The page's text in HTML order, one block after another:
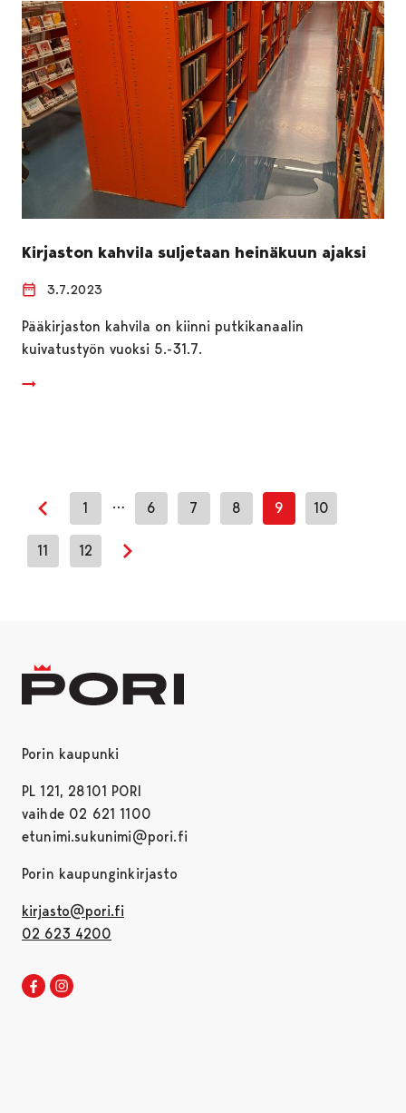
Kirjaston kahvila suljetaan heinäkuun ajaksi
3.7.2023
Pääkirjaston kahvila on kiinni putkikanaalin
kuivatustyön vuoksi 5.-31.7.
Previous page
1 … 6 7 8 9 10
11 12
Porin kaupunki
PL 121, 28101 PORI
vaihde 02 621 1100
etunimi.sukunimi@pori.fi
Porin kaupunginkirjasto
kirjasto@pori.fi
02 623 4200
Porin kirjaston Facebook
Avautuu uudessa välilehdessä